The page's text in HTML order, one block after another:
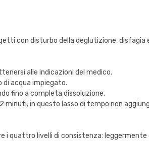
con disturbo della deglutizione, disfagia
alle indicazioni del medico.
di acqua impiegato.
fino a completa dissoluzione.
in questo lasso di tempo non
i quattro livelli di consistenza: